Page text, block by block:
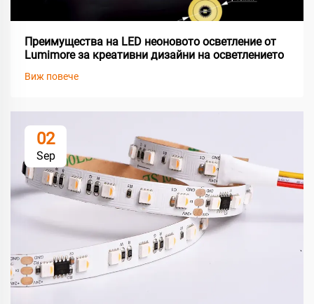
Преимущества на LED неоновото осветление от
Lumimore за креативни дизайни на осветлението
Виж повече
02
Sep